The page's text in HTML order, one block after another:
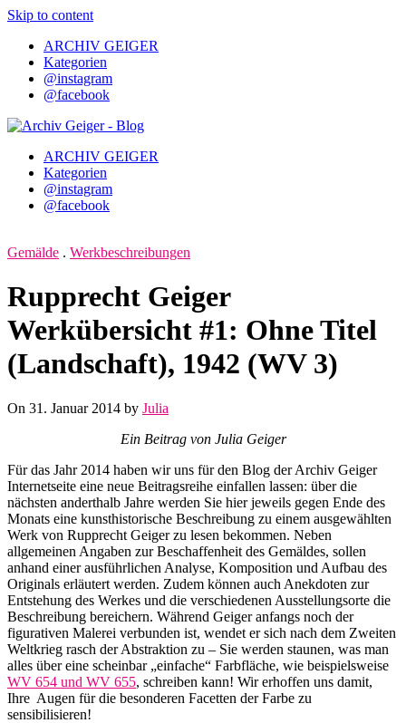
Skip to content
ARCHIV GEIGER
Kategorien
@instagram
@facebook
ARCHIV GEIGER
Kategorien
@instagram
@facebook
Gemälde . Werkbeschreibungen
Rupprecht Geiger
Werkübersicht #1: Ohne Titel
(Landschaft), 1942 (WV 3)
On 31. Januar 2014 by Julia
Ein Beitrag von Julia Geiger
Für das Jahr 2014 haben wir uns für den Blog der Archiv Geiger
Internetseite eine neue Beitragsreihe einfallen lassen: über die
nächsten anderthalb Jahre werden Sie hier jeweils gegen Ende des
Monats eine kunsthistorische Beschreibung zu einem ausgewählten
Werk von Rupprecht Geiger zu lesen bekommen. Neben
allgemeinen Angaben zur Beschaffenheit des Gemäldes, sollen
anhand einer ausführlichen Analyse, Komposition und Aufbau des
Originals erläutert werden. Zudem können auch Anekdoten zur
Entstehung des Werkes und die verschiedenen Ausstellungsorte die
Beschreibung bereichern. Während Geiger anfangs noch der
figurativen Malerei verbunden ist, wendet er sich nach dem Zweiten
Weltkrieg rasch der Abstraktion zu – Sie werden staunen, was man
alles über eine scheinbar „einfache“ Farbfläche, wie beispielsweise
WV 654 und WV 655, schreiben kann! Wir erhoffen uns damit,
Ihre Augen für die besonderen Facetten der Farbe zu
sensibilisieren!